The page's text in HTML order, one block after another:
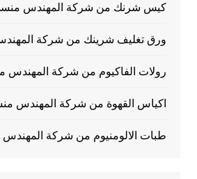
كيس شرنك من شركة المهندس
ورق تغليف شرينك من شركة
رولات الفاكيوم من شركة المهندس
اكياس القهوة من شركة المهندس
طبات الالومنيوم من شركة